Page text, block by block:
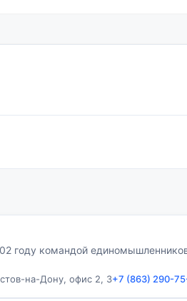
году командой
на-Дону, офис 2, 3+7 (863) 290-